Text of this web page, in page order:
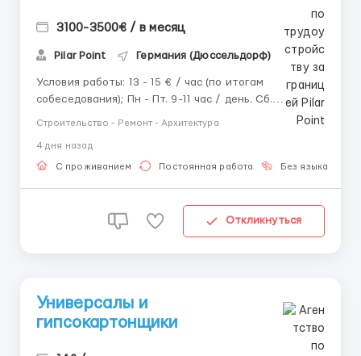
3100-3500€ / в месяц
Pilar Point Германия (Дюссельдорф)
Условия работы: 13 - 15 € / час (по итогам
собеседования); Пн - Пт. 9-11 час / день. Сб.
ПМЖ ЕС / Паспорт ЕС / Карта побыту / Польская
рабочая виза / Параграф 24. О...
Строительство - Ремонт - Архитектура
4 дня назад
С проживанием Постоянная работа Без языка
Откликнуться
Универсалы и
гипсокартонщики